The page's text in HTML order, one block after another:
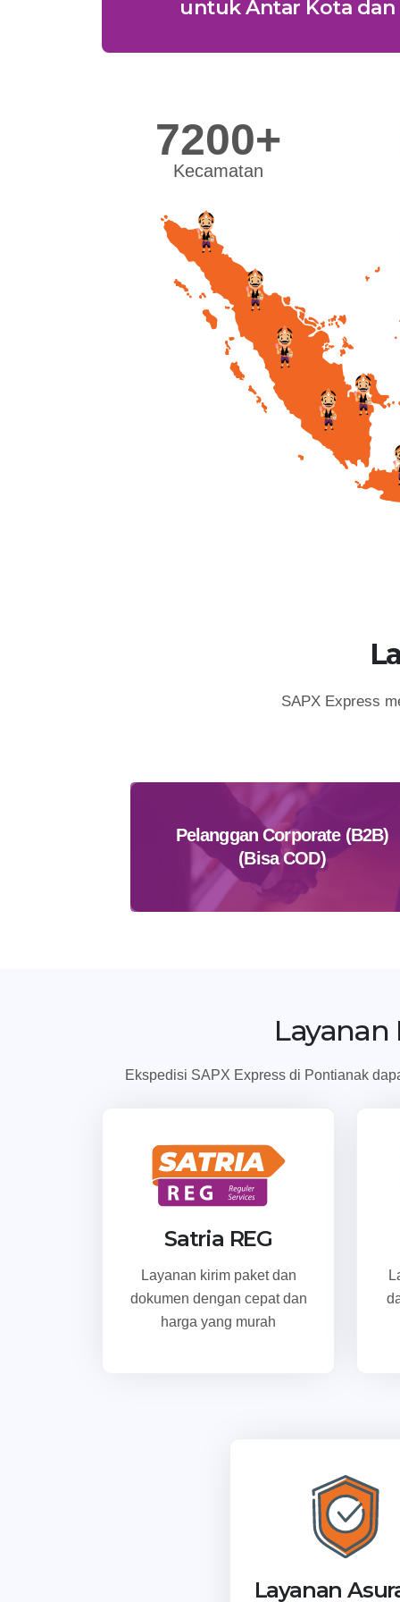
untuk Antar Kota dan
7200+
Kecamatan
SAPX Express
Pelanggan Corporate (B2B)
(Bisa COD)
Ekspedisi SAPX Express di Pontianak
Satria REG
Layanan kirim paket dan
dokumen dengan cepat dan
harga yang murah
Layanan